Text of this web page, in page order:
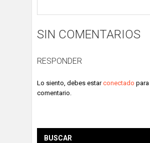
SIN COMENTARIOS
RESPONDER
Lo siento, debes estarconectado
comentario.
BUSCAR